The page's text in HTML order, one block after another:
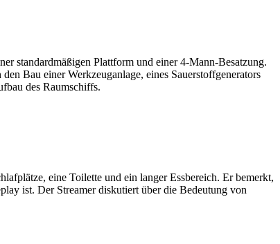
standardmäßigen Plattform und einer 4-Mann-Besatzung.
Bau einer Werkzeuganlage, eines Sauerstoffgenerators
des Raumschiffs.
eine Toilette und ein langer Essbereich. Er bemerkt,
ist. Der Streamer diskutiert über die Bedeutung von